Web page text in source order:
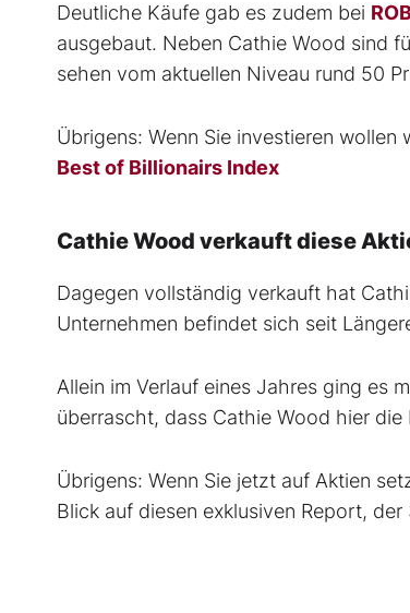
Deutliche Käufe gab es zudem bei
ausgebaut. Neben Cathie Wood sind
sehen vom aktuellen Niveau rund 50
Übrigens: Wenn Sie investieren
Best of Billionairs Index
Cathie Wood verkauft diese
Dagegen vollständig verkauft hat
Unternehmen befindet sich seit
Allein im Verlauf eines Jahres ging es
überrascht, dass Cathie Wood hier die
Übrigens: Wenn Sie jetzt auf Aktien
Blick auf diesen exklusiven Report,